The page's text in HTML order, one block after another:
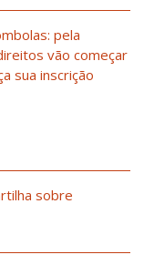
pela
vão começar
sua inscrição
sobre